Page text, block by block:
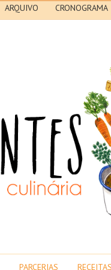
ARQUIVO CRONOGRAMA
PARCERIAS